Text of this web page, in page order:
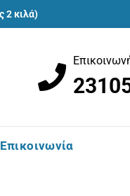
κιλά)
Επικοινωνία